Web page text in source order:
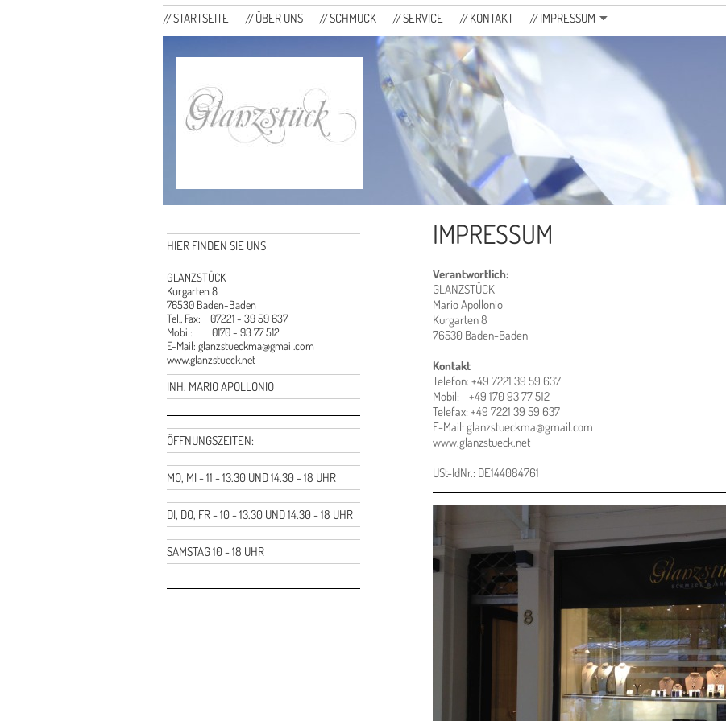
STARTSEITE ÜBER UNS SCHMUCK SERVICE KONTAKT IMPRESSUM
HIER FINDEN SIE UNS
GLANZSTÜCK
Kurgarten 8
76530 Baden-Baden
Tel., Fax: 07221 - 39 59 637
Mobil: 0170 - 93 77 512
E-Mail: glanzstueckma@gmail.com
www.glanzstueck.net
INH. MARIO APOLLONIO
ÖFFNUNGSZEITEN:
MO, MI - 11 - 13.30 UND 14.30 - 18 UHR
DI, DO, FR - 10 - 13.30 UND 14.30 - 18 UHR
SAMSTAG 10 - 18 UHR
IMPRESSUM
Verantwortlich:
GLANZSTÜCK
Mario Apollonio
Kurgarten 8
76530 Baden-Baden
Kontakt
Telefon: +49 7221 39 59 637
Mobil: +49 170 93 77 512
Telefax: +49 7221 39 59 637
E-Mail: glanzstueckma@gmail.com
www.glanzstueck.net
USt-IdNr.: DE144084761